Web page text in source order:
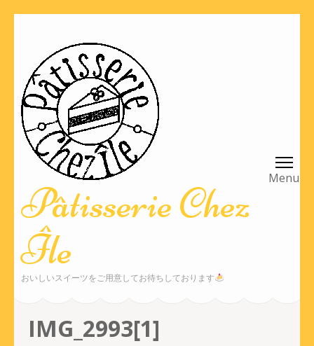
ツ
へ
(Enter
押
す)
Pâtisserie Chez
Île
おいしいスイーツをご用意してお待ちしております
IMG_2993[1]